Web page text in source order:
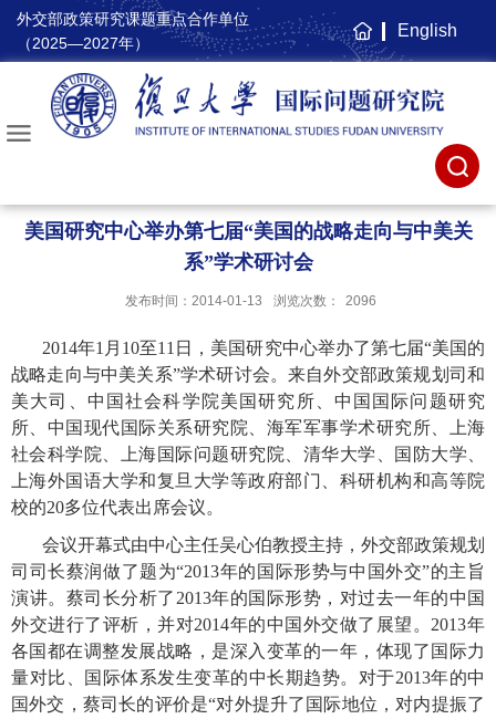
外交部政策研究课题重点合作单位
（2025—2027年）
主
页
English
美国研究中心举办第七届“美国的战略走向与中美关
系”学术研讨会
发布时间：2014-01-13 浏览次数： 2096
2014年1月10至11日，美国研究中心举办了第七届“美国的
战略走向与中美关系”学术研讨会。来自外交部政策规划司和
美大司、中国社会科学院美国研究所、中国国际问题研究
所、中国现代国际关系研究院、海军军事学术研究所、上海
社会科学院、上海国际问题研究院、清华大学、国防大学、
上海外国语大学和复旦大学等政府部门、科研机构和高等院
校的20多位代表出席会议。
会议开幕式由中心主任吴心伯教授主持，外交部政策规划
司司长蔡润做了题为“2013年的国际形势与中国外交”的主旨
演讲。蔡司长分析了 2013年的国际形势，对过去一年的中国
外交进行了评析，并对2014年的中国外交做了展望。 2013年
各国都在调整发展战略，是深入变革的一年，体现了国际力
量对比、国际体系发生变革的中长期趋势。对于2013年的中
国外交，蔡司长的评价是“对外提升了国际地位，对内提振了